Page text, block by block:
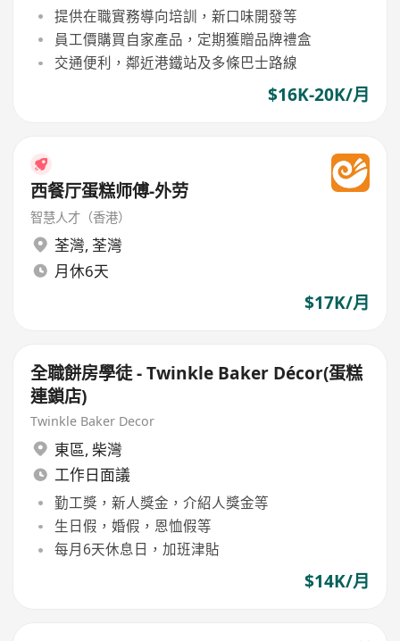
提供在職實務導向培訓，新口味開發等
員工價購買自家產品，定期獲贈品牌禮盒
交通便利，鄰近港鐵站及多條巴士路線
$16K-20K/月
西餐厅蛋糕师傅-外劳
智慧人才（香港）
荃灣, 荃灣
月休6天
$17K/月
全職餅房學徒 - Twinkle Baker Décor(蛋糕
連鎖店)
Twinkle Baker Decor
東區, 柴灣
工作日面議
勤工獎，新人獎金，介紹人獎金等
生日假，婚假，恩恤假等
每月6天休息日，加班津貼
$14K/月